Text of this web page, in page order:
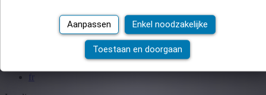
Aanpassen Enkel noodzakelijke
Toestaan en doorgaan
fr